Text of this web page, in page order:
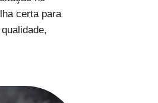
certa para